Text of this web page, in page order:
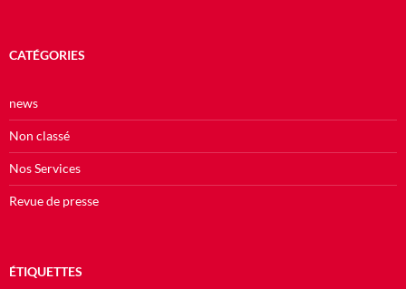
CATÉGORIES
news
Non classé
Nos Services
Revue de presse
ÉTIQUETTES